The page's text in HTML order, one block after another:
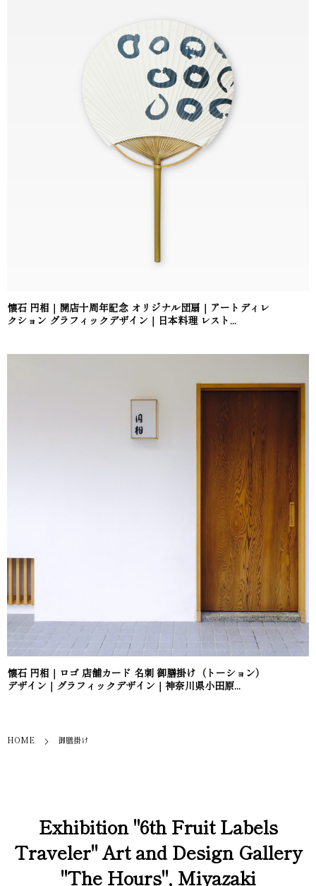
懐石 円相｜開店十周年記念 オリジナル団扇｜アートディレ
クション グラフィックデザイン｜日本料理 レスト...
懐石 円相｜ロゴ 店舗カード 名刺 御膳掛け（トーション）
デザイン｜グラフィックデザイン｜神奈川県小田原...
HOME 御膳掛け
Exhibition "6th Fruit Labels
Traveler" Art and Design Gallery
"The Hours", Miyazaki